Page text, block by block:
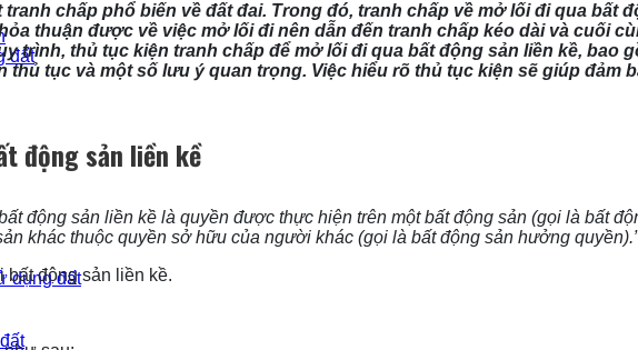
đất
dụng đất
chấp phổ biến về đất đai. Trong đó, tranh chấp về mở lối đi qua bất
thuận được về việc mở lối đi nên dẫn đến tranh chấp kéo dài và cuối
trình, thủ tục kiện tranh chấp để mở lối đi qua bất động sản liền kề, bao
tục và một số lưu ý quan trọng. Việc hiểu rõ thủ tục kiện sẽ giúp đảm
động sản liền kề
động sản liền kề là quyền được thực hiện trên một bất động sản (gọi là bất
khác thuộc quyền sở hữu của người khác (gọi là bất động sản hưởng quyền).”
bất động sản liền kề.